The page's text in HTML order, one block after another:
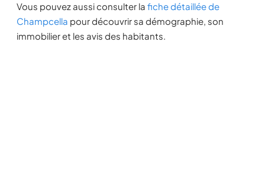
Vous pouvez aussi consulter la fiche détaillée de
Champcella pour découvrir sa démographie, son
immobilier et les avis des habitants.